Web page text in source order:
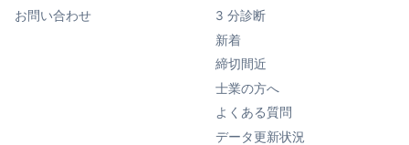
お問い合わせ
3 分診断
新着
締切間近
士業の方へ
よくある質問
データ更新状況